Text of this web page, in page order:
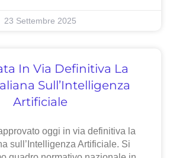
23 Settembre 2025
In Via Definitiva La
Sull’Intelligenza
Artificiale
oggi in via definitiva la
sull’Intelligenza Artificiale. Si